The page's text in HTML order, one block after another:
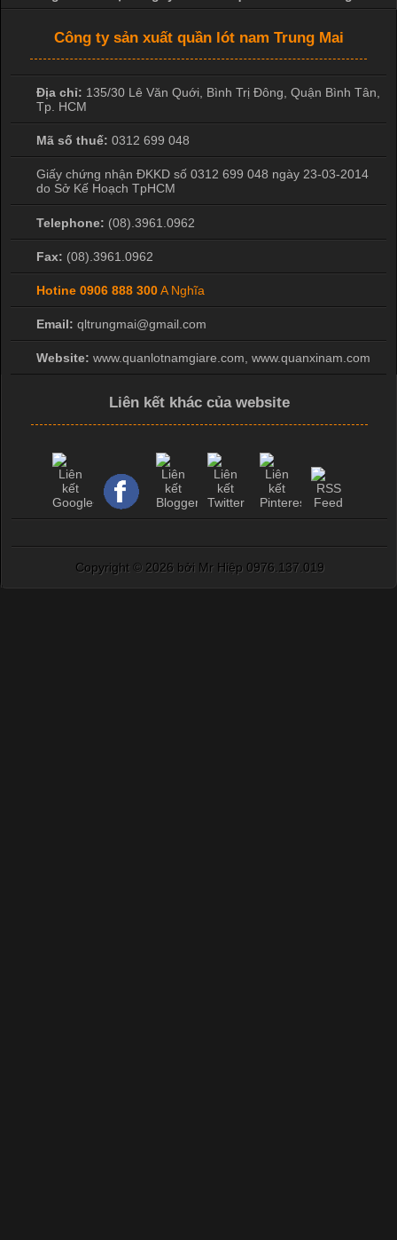
Công ty sản xuất quần lót nam Trung Mai
Địa chỉ: 135/30 Lê Văn Quới, Bình Trị Đông Quận Bình Tân
Tp. HCM
Mã số thuế: 0312 699 048
Giấy chứng nhận ĐKKD số 0312 699 048 ngày 23-03-2014
do Sở Kế Hoạch TpHCM
Telephone: (08).3961.0962
Fax: (08).3961.0962
Hotine 0906 888 300A Nghĩa
Email: qltrungmai@gmail.com
Website: www.quanlotnamgiare.com, www.quanxinam.com
Liên kết khác của website
Copyright © 2026 bởi Mr Hiệp 0976.137.019